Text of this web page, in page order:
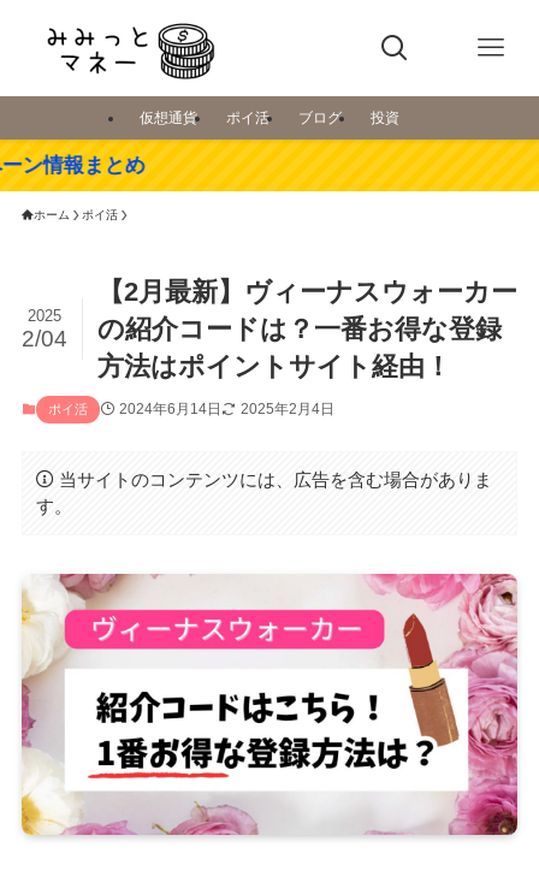
仮想通貨 ポイ活 ブログ 投資
とめ
ホーム ポイ活
【2月最新】ヴィーナスウォーカー
の紹介コードは？一番お得な登録
方法はポイントサイト経由！
2025
2/04
ポイ活 2024年6月14日 2025年2月4日
当サイトのコンテンツには、広告を含む場合がありま
す。